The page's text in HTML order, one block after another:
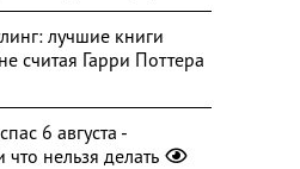
лучшие книги
считая Гарри Поттера
6 августа -
нельзя делать